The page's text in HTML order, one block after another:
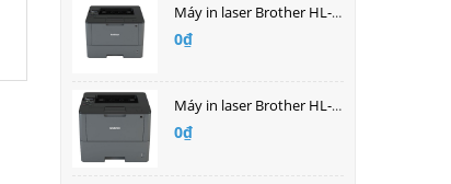
Máy in laser Brother HL-L5100DN
0₫
Máy in laser Brother HL-L6200DW
0₫